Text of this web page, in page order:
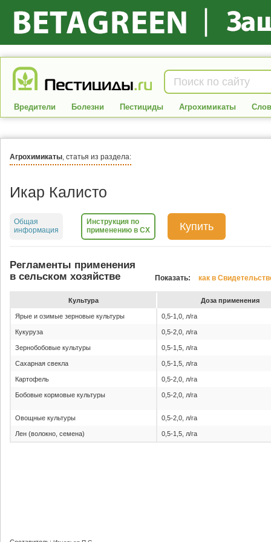
Вредители Болезни Пестициды Агрохимикаты
Агрохимикаты, статья из раздела:
Икар Калисто
Общая
информация
Инструкция по
применению в СХ
Купить
Регламенты применения
в сельском хозяйстве
Показать: как в
Культура До­за при­ме­не­ния
Ярые и озимые зерновые культуры 0,5-1,0, л/га
Кукуруза 0,5-2,0, л/га
Зернобобовые культуры 0,5-1,5, л/га
Сахарная свекла 0,5-1,5, л/га
Картофель 0,5-2,0, л/га
Бобовые кормовые культуры 0,5-2,0, л/га
Овощные культуры 0,5-2,0, л/га
Лен (волокно, семена) 0,5-1,5, л/га